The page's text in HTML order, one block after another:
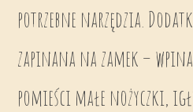
potrzebne narzędzia.
zapinana na zamek –
pomieści małe nożyczki,